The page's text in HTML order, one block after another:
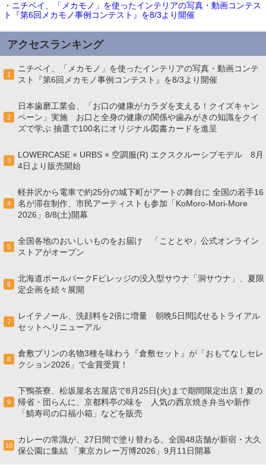
・ニチベイ、「メカモノ」を使ったインテリアの写真・動画コンテス
ト『第6回メカモノ事例コンテスト』を8/3より開催
アクセスランキング
1
ニチベイ、「メカモノ」を使ったインテリアの写真・動画コンテ
スト『第6回メカモノ事例コンテスト』を8/3より開催
2
日本歯磨工業会、「お口の健康がカラダを支える！クイズキャン
ペーン」実施 お口と全身の健康の関係や歯みがきの知識をクイ
ズで学ぶ 抽選で100名にオリジナル図書カードを進呈
3
LOWERCASE × URBS × 空調服(R) エクスクルーシブモデル 8月
4日より販売開始
4
軽井沢から電車で約25分の城下町がアートの舞台に 全国の若手16
名が滞在制作、市民アーティストも参加「KoMoro-Mori-More
2026」8/8(土)開幕
5
全国各地のおいしいものをお届け 「こととや」公式オンライン
ストアがオープン
6
北海道ボールパークFビレッジの没入型サウナ「洞サウナ」、夏限
定企画を続々展開
7
レイテノール、洗顔料を2倍に増量 朝晩5日間試せるトライアル
セットへリニューアル
8
倉敷プリンの名物3種を味わう『倉敷セット』が「おもてなしセレ
クション2026」で金賞受賞！
9
下鴨茶寮、松坂屋名古屋店で8月25日(火)まで期間限定出店！夏の
帰省・団らんに、京都料亭の味を 人気の西京焼き弁当や新作
「鯖寿司の口福小箱」などを販売
10
カレーの常識が、27日間で塗り替わる。全国48店舗が新宿・大久
保公園に集結 「東京カレー万博2026」9月11日開幕